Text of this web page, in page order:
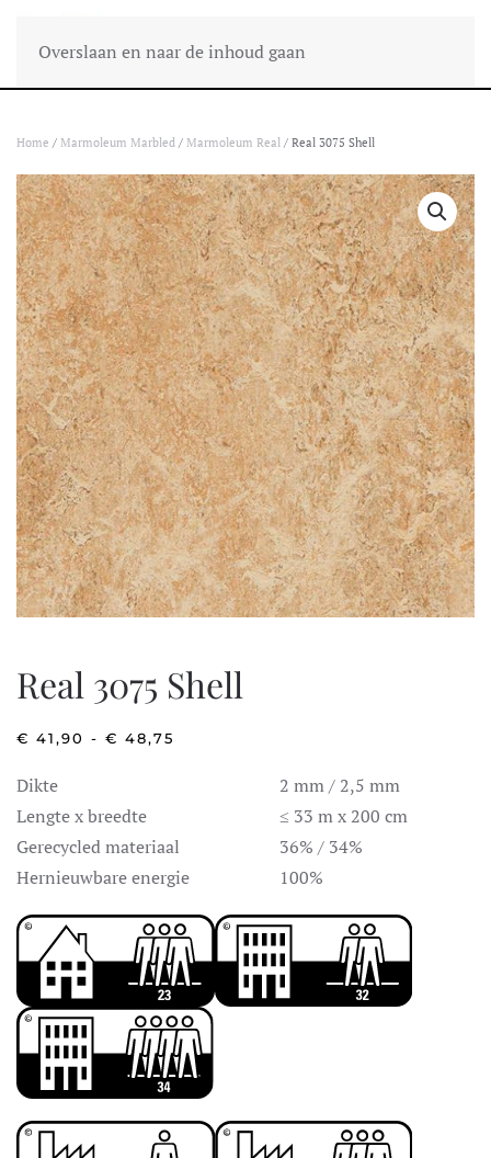
Overslaan en naar de inhoud gaan
Home / Marmoleum Marbled / Marmoleum Real / Real 3075 Shell
Real 3075 Shell
€ 41,90 - € 48,75
Dikte
2 mm / 2,5 mm
Lengte x breedte
≤ 33 m x 200 cm
Gerecycled materiaal
36% / 34%
Hernieuwbare energie
100%